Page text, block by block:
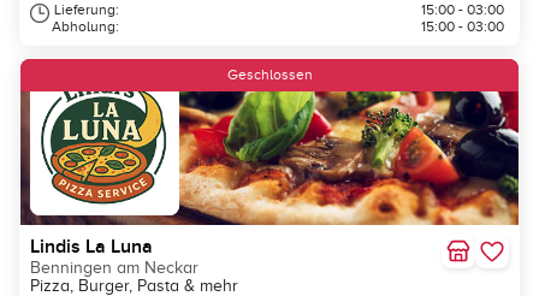
Lieferung:
Abholung:
15:00 - 03:00
15:00 - 03:00
Geschlossen
Lindis La Luna
Benningen am Neckar
Pizza, Burger, Pasta & mehr